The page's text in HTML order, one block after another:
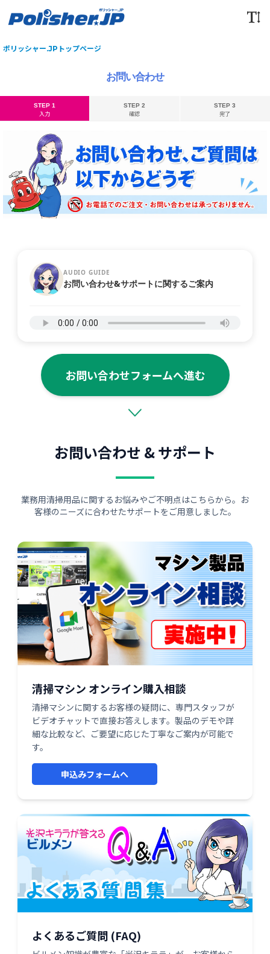
ポリッシャー.JPトップページ
お問い合わせ
STEP 1
入力
STEP 2
確認
STEP 3
完了
AUDIO GUIDE
お問い合わせ&サポートに関するご案内
お問い合わせフォームへ進む
お問い合わせ & サポート
業務用清掃用品に関するお悩みやご不明点はこちらから。お
客様のニーズに合わせたサポートをご用意しました。
清掃マシン オンライン購入相談
清掃マシンに関するお客様の疑問に、専門スタッフが
ビデオチャットで直接お答えします。製品のデモや詳
細な比較など、ご要望に応じた丁寧なご案内が可能で
す。
申込みフォームへ
よくあるご質問 (FAQ)